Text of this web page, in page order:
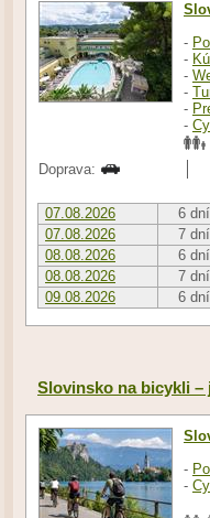
-
-
-
-
-
-
Doprava:
07.08.2026
6 dní
07.08.2026
7 dní
08.08.2026
6 dní
08.08.2026
7 dní
09.08.2026
6 dní
Slovinsko na bicykli –
-
-